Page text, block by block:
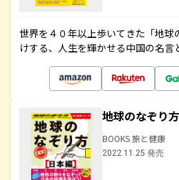
世界を４０年以上歩いてきた「地球
けする、人生を輝かせる中国の名言
地球のなぞ
BOOKS 旅と健康
2022.11.25 発売